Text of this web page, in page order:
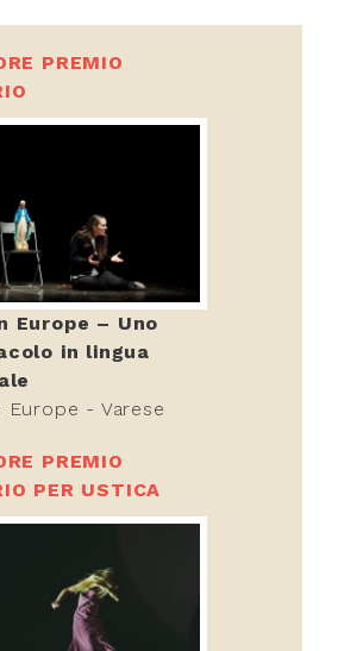
PREMIO
Europe – Uno
in lingua
Europe - Varese
PREMIO
PER USTICA